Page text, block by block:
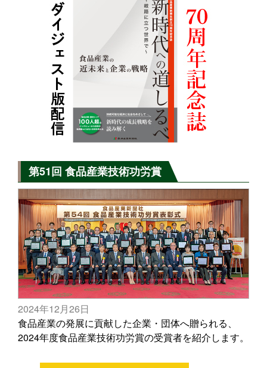
第51回 食品産業技術功労賞
2024年12月26日
食品産業の発展に貢献した企業・団体へ贈られる、
2024年度食品産業技術功労賞の受賞者を紹介します。